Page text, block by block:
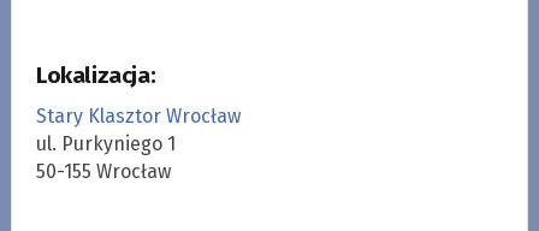
Lokalizacja:
Stary Klasztor Wrocław
ul. Purkyniego 1
50-155 Wrocław